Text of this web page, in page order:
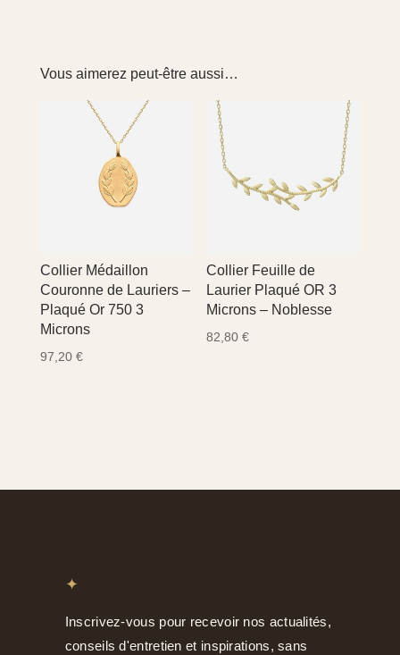
Vous aimerez peut-être aussi…
Collier Médaillon
Couronne de Lauriers –
Plaqué Or 750 3
Microns
97,20 €
Collier Feuille de
Laurier Plaqué OR 3
Microns – Noblesse
82,80€
✦
Inscrivez-vous pour recevoir nos actualités,
conseils d'entretien et inspirations, sans